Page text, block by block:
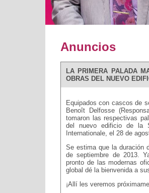
Anuncios
LA PRIMERA PALADA
OBRAS DEL NUEVO
Equipados con cascos de
Benoît Delfosse
tomaron las respectivas
del nuevo edificio de la
Internationale, el 28 de
Se estima que la duración
de septiembre de 2013.
pronto de las modernas
global dé la bienvenida a
¡Allí les veremos